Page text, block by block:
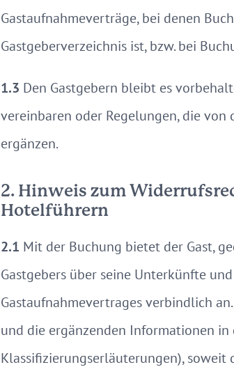
Gastaufnahmeverträge, bei denen
Gastgeberverzeichnis ist, bzw. bei
1.3 Den Gastgebern bleibt es
vereinbaren oder Regelungen, die
ergänzen.
2. Hinweis zum
Hotelführern
2.1 Mit der Buchung bietet der Gast,
Gastgebers über seine Unterkünfte
Gastaufnahmevertrages verbindlich
und die ergänzenden Informationen in
Klassifizierungserläuterungen), soweit